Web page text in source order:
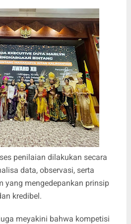
penilaian dilakukan secara
data, observasi, serta
yang mengedepankan prinsip
kredibel.
meyakini bahwa kompetisi